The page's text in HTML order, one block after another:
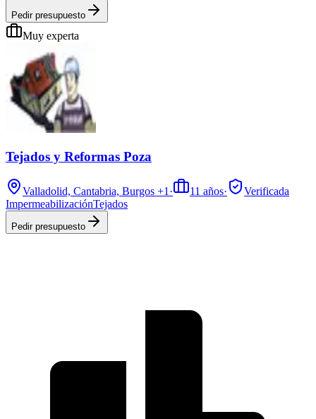
Pedir presupuesto
Muy experta
Tejados y Reformas Poza
Valladolid, Cantabria, Burgos +1 · 11 años·
Verificada
ImpermeabilizaciónTejados
Pedir presupuesto